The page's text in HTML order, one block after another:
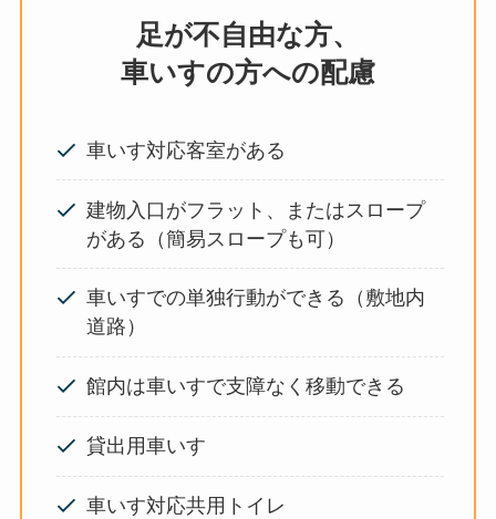
足が不自由な方、
車いすの方への配慮
車いす対応客室がある
建物入口がフラット、またはスロープ
がある（簡易スロープも可）
車いすでの単独行動ができる（敷地内
道路）
館内は車いすで支障なく移動できる
貸出用車いす
車いす対応共用トイレ